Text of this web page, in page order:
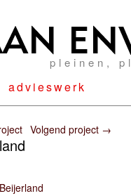
pleinen,
advieswerk
Volgend project →